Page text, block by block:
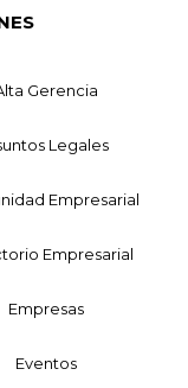
Gerencia
Legales
Empresarial
Empresarial
Empresas
Eventos